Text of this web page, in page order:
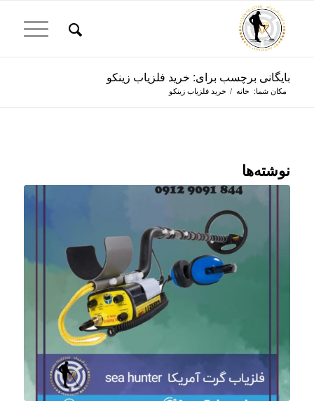
بایگانی برچسب برای: خرید فلزیاب زینکو
مکان شما: خانه / خرید فلزیاب زینکو
نوشته‌ها